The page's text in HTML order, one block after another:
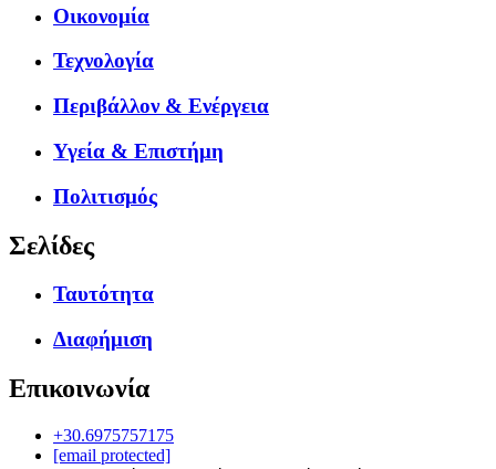
Οικονομία
Τεχνολογία
Περιβάλλον & Ενέργεια
Υγεία & Επιστήμη
Πολιτισμός
Σελίδες
Ταυτότητα
Διαφήμιση
Επικοινωνία
+30.6975757175
[email protected]